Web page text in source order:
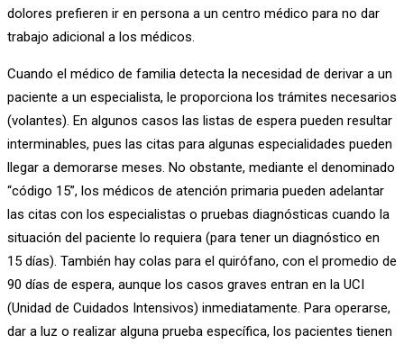
dolores prefieren ir en persona a un centro médico para no dar
trabajo adicional a los médicos.
Cuando el médico de familia detecta la necesidad de derivar a un
paciente a un especialista, le proporciona los trámites necesarios
(volantes). En algunos casos las listas de espera pueden resultar
interminables, pues las citas para algunas especialidades pueden
llegar a demorarse meses. No obstante, mediante el denominado
“código 15”, los médicos de atención primaria pueden adelantar
las citas con los especialistas o pruebas diagnósticas cuando la
situación del paciente lo requiera (para tener un diagnóstico en
15 días). También hay colas para el quirófano, con el promedio de
90 días de espera, aunque los casos graves entran en la UCI
(Unidad de Cuidados Intensivos) inmediatamente. Para operarse,
dar a luz o realizar alguna prueba específica, los pacientes tienen